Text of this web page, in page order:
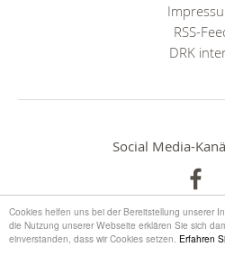
Cookies helfen uns bei der Bereitstellung unserer
die Nutzung unserer Webseite erklären Sie sich
einverstanden, dass wir Cookies setzen. Erfahren
RSS-
DRK
Social Media-